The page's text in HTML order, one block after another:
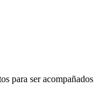
para ser acompañados